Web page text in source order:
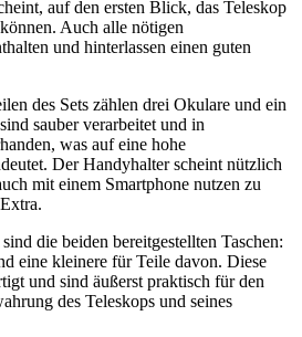
auf den ersten Blick, das Teleskop
Auch alle nötigen
und hinterlassen einen guten
des Sets zählen drei Okulare und ein
sauber verarbeitet und in
was auf eine hohe
Der Handyhalter scheint nützlich
mit einem Smartphone nutzen zu
die beiden bereitgestellten Taschen:
eine kleinere für Teile davon. Diese
und sind äußerst praktisch für den
des Teleskops und seines